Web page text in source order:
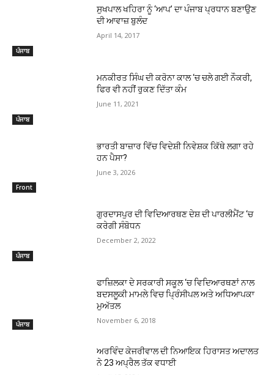
ਪੰਜਾਬ
ਸੁਖਪਾਲ ਖਹਿਰਾ ਨੂੰ ‘ਆਪ’ ਦਾ ਪੰਜਾਬ ਪ੍ਰਧਾਨ ਬਣਾਉਣ
ਦੀ ਆਵਾਜ਼ ਬੁਲੰਦ
April 14, 2017
ਪੰਜਾਬ
ਮਨਕੀਰਤ ਸਿੰਘ ਦੀ ਕਰੋਨਾ ਕਾਲ ‘ਚ ਚਲੇ ਗਈ ਨੌਕਰੀ,
ਫਿਰ ਵੀ ਨਹੀਂ ਰੁਕਣ ਦਿੱਤਾ ਕੰਮ
June 11, 2021
Front
ਭਾਰਤੀ ਬਾਜ਼ਾਰ ਵਿੱਚ ਵਿਦੇਸ਼ੀ ਨਿਵੇਸ਼ਕ ਕਿੱਥੇ ਲਗਾ ਰਹੇ
ਹਨ ਪੈਸਾ?
June 3, 2026
ਪੰਜਾਬ
ਗੁਰਦਾਸਪੁਰ ਦੀ ਵਿਦਿਆਰਥਣ ਦੇਸ਼ ਦੀ ਪਾਰਲੀਮੈਂਟ ‘ਚ
ਕਰੇਗੀ ਸੰਬੋਧਨ
December 2, 2022
ਪੰਜਾਬ
ਫਾਜ਼ਿਲਕਾ ਦੇ ਸਰਕਾਰੀ ਸਕੂਲ ‘ਚ ਵਿਦਿਆਰਥਣਾਂ ਨਾਲ
ਬਦਸਲੂਕੀ ਮਾਮਲੇ ਵਿਚ ਪ੍ਰਿੰਸੀਪਲ ਅਤੇ ਅਧਿਆਪਕਾ
ਮੁਅੱਤਲ
November 6, 2018
ਅਰਵਿੰਦ ਕੇਜਰੀਵਾਲ ਦੀ ਨਿਆਇਕ ਹਿਰਾਸਤ ਅਦਾਲਤ
ਨੇ 23 ਅਪ੍ਰੈਲ ਤੱਕ ਵਧਾਈ